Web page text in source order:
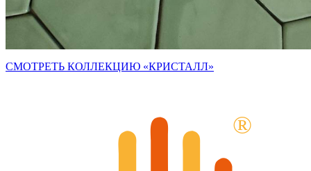
СМОТРЕТЬ КОЛЛЕКЦИЮ «КРИСТАЛЛ»